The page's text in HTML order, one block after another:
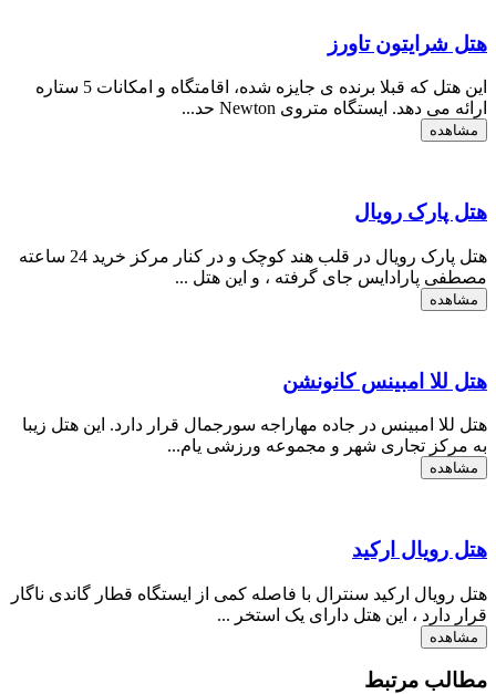
هتل شرایتون تاورز
این هتل که قبلا برنده ی جایزه شده، اقامتگاه و امکانات 5 ستاره
ارائه می دهد. ایستگاه متروی Newton حد...
مشاهده
هتل پارک رویال
هتل پارک رویال در قلب هند کوچک و در کنار مرکز ​​خرید 24 ساعته
مصطفی پارادایس جای گرفته ، و این هتل ...
مشاهده
هتل للا امبینس کانونشن
هتل للا امبینس در جاده مهاراجه سورجمال قرار دارد. این هتل زیبا
به مرکز تجاری شهر و مجموعه ورزشی یام...
مشاهده
هتل رویال ارکید
هتل رویال ارکید سنترال با فاصله کمی از ایستگاه قطار گاندی ناگار
قرار دارد ، این هتل دارای یک استخر ...
مشاهده
مطالب مرتبط